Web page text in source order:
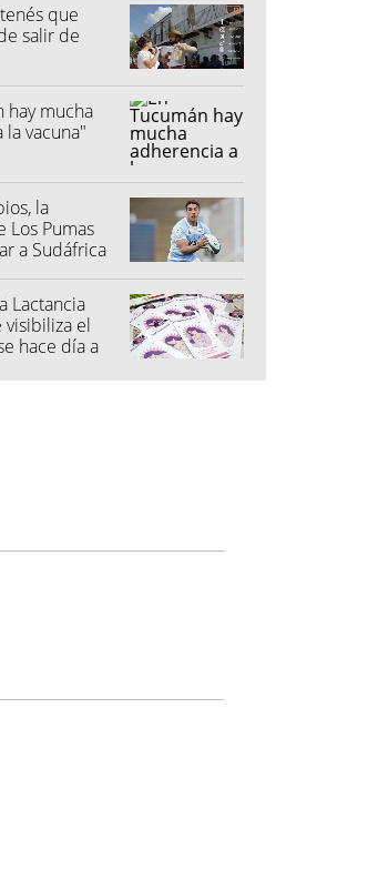
que
salir de
hay mucha
vacuna"
la
Los Pumas
a Sudáfrica
Lactancia
visibiliza el
hace día a